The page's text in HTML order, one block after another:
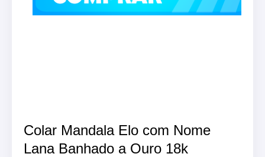
Colar Mandala Elo com Nome
Lana Banhado a Ouro 18k